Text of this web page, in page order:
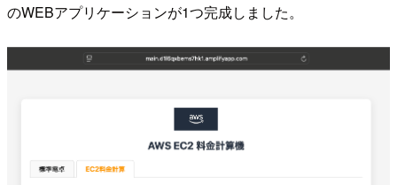
のWEBアプリケーションが1つ完成しました。